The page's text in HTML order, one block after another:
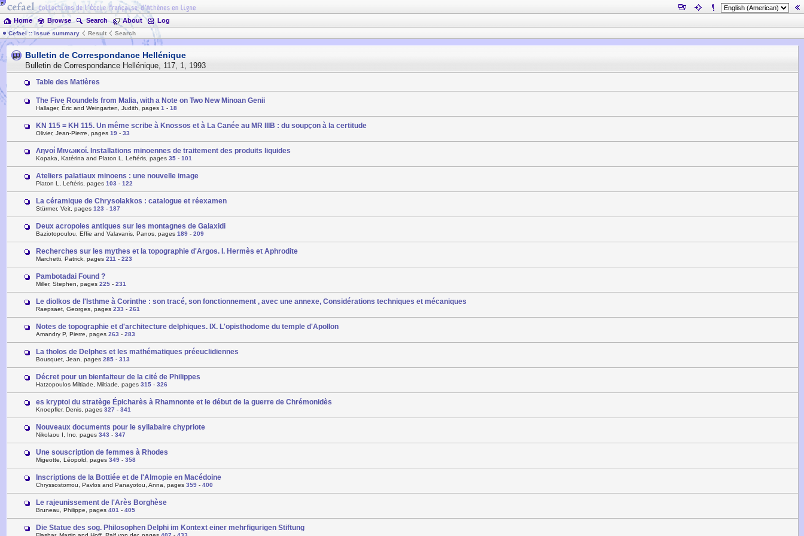
Home Browse Search About Log
Cefael :: Issue summary Result Search
Bulletin de Correspondance Hellénique
Bulletin de Correspondance Hellénique, 117, 1, 1993
Table des Matières
The Five Roundels from Malia, with a Note on Two New Minoan Genii
Hallager, Éric and Weingarten, Judith, pages 1 - 18
KN 115 = KH 115. Un même scribe à Knossos et à La Canée au MR IIIB : du soupçon à la certitude
Olivier, Jean-Pierre, pages 19 - 33
Ληνοί Μινωικοί. Installations minoennes de traitement des produits liquides
Kopaka, Katérina and Platon L, Leftéris, pages 35 - 101
Ateliers palatiaux minoens : une nouvelle image
Platon L, Leftéris, pages 103 - 122
La céramique de Chrysolakkos : catalogue et réexamen
Stürmer, Veit, pages 123 - 187
Deux acropoles antiques sur les montagnes de Galaxidi
Baziotopoulou, Effie and Valavanis, Panos, pages 189 - 209
Recherches sur les mythes et la topographie d'Argos. I. Hermès et Aphrodite
Marchetti, Patrick, pages 211 - 223
Pambotadai Found ?
Miller, Stephen, pages 225 - 231
Le diolkos de l'Isthme à Corinthe : son tracé, son fonctionnement , avec une annexe, Considérations techniques et mécaniques
Raepsaet, Georges, pages 233 - 261
Notes de topographie et d'architecture delphiques. IX. L'opisthodome du temple d'Apollon
Amandry P, Pierre, pages 263 - 283
La tholos de Delphes et les mathématiques préeuclidiennes
Bousquet, Jean, pages 285 - 313
Décret pour un bienfaiteur de la cité de Philippes
Hatzopoulos Miltiade, Miltiade, pages 315 - 326
es kryptoi du stratège Épicharès à Rhamnonte et le début de la guerre de Chrémonidès
Knoepfler, Denis, pages 327 - 341
Nouveaux documents pour le syllabaire chypriote
Nikolaou I, Ino, pages 343 - 347
Une souscription de femmes à Rhodes
Migeotte, Léopold, pages 349 - 358
Inscriptions de la Bottiée et de l'Almopie en Macédoine
Chryssostomou, Pavlos and Panayotou, Anna, pages 359 - 400
Le rajeunissement de l'Arès Borghèse
Bruneau, Philippe, pages 401 - 405
Die Statue des sog. Philosophen Delphi im Kontext einer mehrfigurigen Stiftung